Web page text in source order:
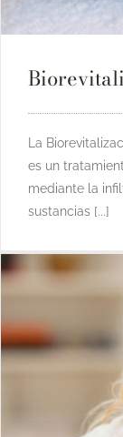
La
es un
mediante la
sustancias [...]